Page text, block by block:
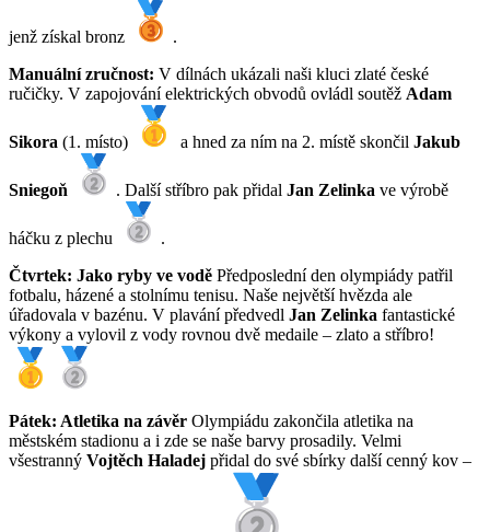
jenž získal bronz
.
Manuální zručnost: V dílnách ukázali naši kluci zlaté české
ručičky. V zapojování elektrických obvodů ovládl soutěž Adam
Sikora (1. místo) a hned za ním na 2. místě skončil Jakub
Sniegoň . Další stříbro pak přidal Jan Zelinka ve výrobě
háčku z plechu
.
Čtvrtek: Jako ryby ve vodě Předposlední den olympiády patřil
fotbalu, házené a stolnímu tenisu. Naše největší hvězda ale
úřadovala v bazénu. V plavání předvedl Jan Zelinka fantastické
výkony a vylovil z vody rovnou dvě medaile – zlato a stříbro!
Pátek: Atletika na závěr Olympiádu zakončila atletika na
městském stadionu a i zde se naše barvy prosadily. Velmi
všestranný Vojtěch Haladej přidal do své sbírky další cenný kov –